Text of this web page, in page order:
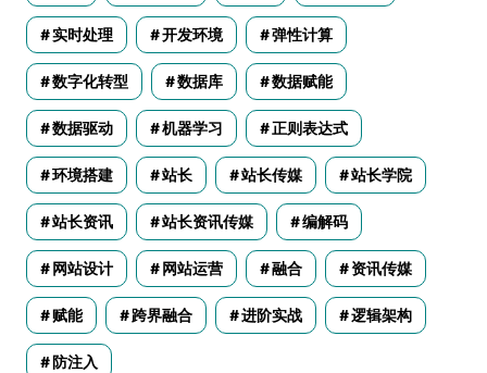
实时处理 开发环境 弹性计算
数字化转型 数据库 数据赋能
数据驱动 机器学习 正则表达式
环境搭建 站长 站长传媒 站长学院
站长资讯 站长资讯传媒 编解码
网站设计 网站运营 融合 资讯传媒
赋能 跨界融合 进阶实战 逻辑架构
防注入